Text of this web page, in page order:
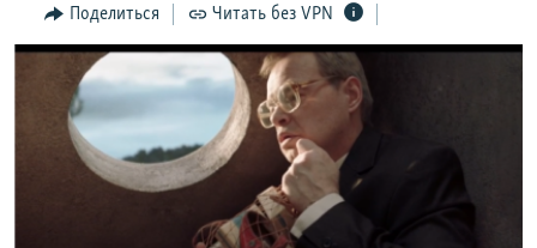
поискуИНФОГРАФИКА
ТЕЛЕПРОЕКТ КРЫМ.РЕАЛИИ
СОВЕТЫ ПРАВОЗАЩИТНИКОВ
ПРОПАВШИЕ БЕЗ ВЕСТИ
ПОБЕДИТЕЛЕЙ НЕ СУДЯТ?
КРЫМ.НЕПОКОРЕННЫЙ
КАК ОБОЙТИ БЛОКИРОВКУ
Українською
Qırımtatar
ПРИСОЕДИНЯЙТЕСЬ!
Поделиться Читать без VPN